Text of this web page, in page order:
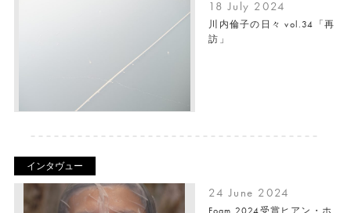
18 July 2024
川内倫子の日々 vol.34「再
訪」
インタヴュー
24 June 2024
Foam 2024受賞ヒアン・ホ